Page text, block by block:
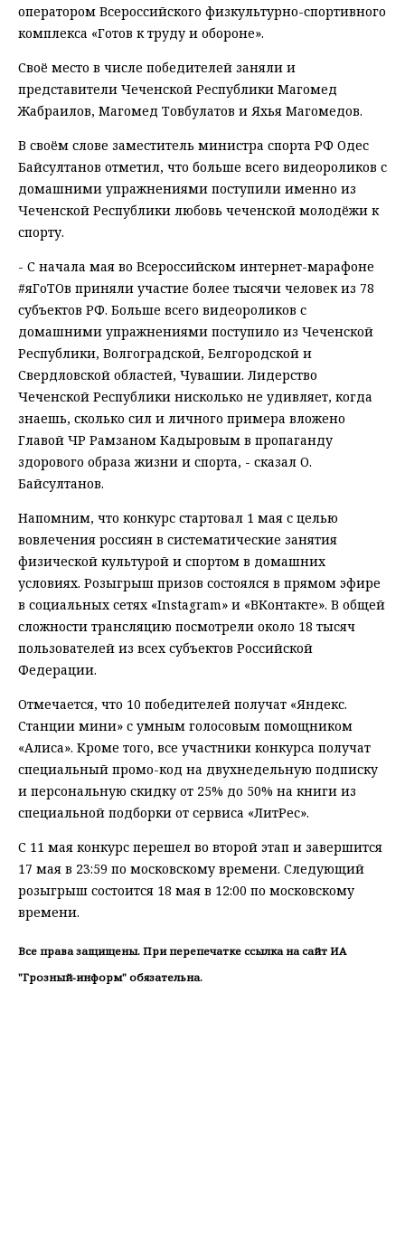
оператором Всероссийского физкультурно-спортивного
комплекса «Готов к труду и обороне».
Своё место в числе победителей заняли и
представители Чеченской Республики Магомед
Жабраилов, Магомед Товбулатов и Яхья Магомедов.
В своём слове заместитель министра спорта РФ Одес
Байсултанов отметил, что больше всего видеороликов с
домашними упражнениями поступили именно из
Чеченской Республики любовь чеченской молодёжи к
спорту.
- С начала мая во Всероссийском интернет-марафоне
#яГоТОв приняли участие более тысячи человек из 78
субъектов РФ. Больше всего видеороликов с
домашними упражнениями поступило из Чеченской
Республики, Волгоградской, Белгородской и
Свердловской областей, Чувашии. Лидерство
Чеченской Республики нисколько не удивляет, когда
знаешь, сколько сил и личного примера вложено
Главой ЧР Рамзаном Кадыровым в пропаганду
здорового образа жизни и спорта, - сказал О.
Байсултанов.
Напомним, что конкурс стартовал 1 мая с целью
вовлечения россиян в систематические занятия
физической культурой и спортом в домашних
условиях. Розыгрыш призов состоялся в прямом эфире
в социальных сетях «Instagram» и «ВКонтакте». В общей
сложности трансляцию посмотрели около 18 тысяч
пользователей из всех субъектов Российской
Федерации.
Отмечается, что 10 победителей получат «Яндекс.
Станции мини» с умным голосовым помощником
«Алиса». Кроме того, все участники конкурса получат
специальный промо-код на двухнедельную подписку
и персональную скидку от 25% до 50% на книги из
специальной подборки от сервиса «ЛитРес».
С 11 мая конкурс перешел во второй этап и завершится
17 мая в 23:59 по московскому времени. Следующий
розыгрыш состоится 18 мая в 12:00 по московскому
времени.
Все права защищены. При перепечатке ссылка на сайт ИА
"Грозный-информ" обязательна.